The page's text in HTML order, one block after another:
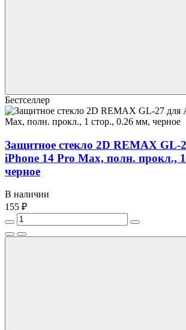
Бестселлер
Защитное стекло 2D REMAX GL-
iPhone 14 Pro Max, полн. прокл.,
черное
В наличии
155 ₽